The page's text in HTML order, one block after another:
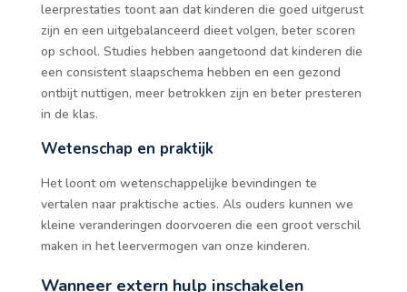
leerprestaties toont aan dat kinderen die goed uitgerust
zijn en een uitgebalanceerd dieet volgen, beter scoren
op school. Studies hebben aangetoond dat kinderen die
een consistent slaapschema hebben en een gezond
ontbijt nuttigen, meer betrokken zijn en beter presteren
in de klas.
Wetenschap en praktijk
Het loont om wetenschappelijke bevindingen te
vertalen naar praktische acties. Als ouders kunnen we
kleine veranderingen doorvoeren die een groot verschil
maken in het leervermogen van onze kinderen.
Wanneer extern hulp inschakelen